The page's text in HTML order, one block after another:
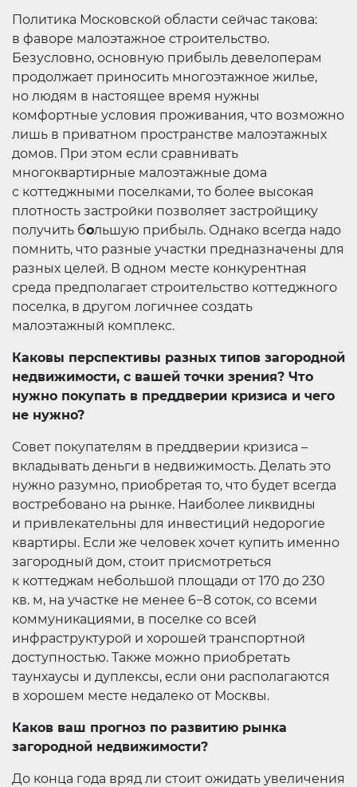
Политика Московской области сейчас такова:
в фаворе малоэтажное строительство.
Безусловно, основную прибыль девелоперам
продолжает приносить многоэтажное жилье,
но людям в настоящее время нужны
комфортные условия проживания, что возможно
лишь в приватном пространстве малоэтажных
домов. При этом если сравнивать
многоквартирные малоэтажные дома
с коттеджными поселками, то более высокая
плотность застройки позволяет застройщику
получить большую прибыль. Однако всегда надо
помнить, что разные участки предназначены для
разных целей. В одном месте конкурентная
среда предполагает строительство коттеджного
поселка, в другом логичнее создать
малоэтажный комплекс.
Каковы перспективы разных типов загородной
недвижимости, с вашей точки зрения? Что
нужно покупать в преддверии кризиса и чего
не нужно?
Совет покупателям в преддверии кризиса –
вкладывать деньги в недвижимость. Делать это
нужно разумно, приобретая то, что будет всегда
востребовано на рынке. Наиболее ликвидны
и привлекательны для инвестиций недорогие
квартиры. Если же человек хочет купить именно
загородный дом, стоит присмотреться
к коттеджам небольшой площади от 170 до 230
кв. м, на участке не менее 6−8 соток, со всеми
коммуникациями, в поселке со всей
инфраструктурой и хорошей транспортной
доступностью. Также можно приобретать
таунхаусы и дуплексы, если они располагаются
в хорошем месте недалеко от Москвы.
Каков ваш прогноз по развитию рынка
загородной недвижимости?
До конца года вряд ли стоит ожидать увеличения